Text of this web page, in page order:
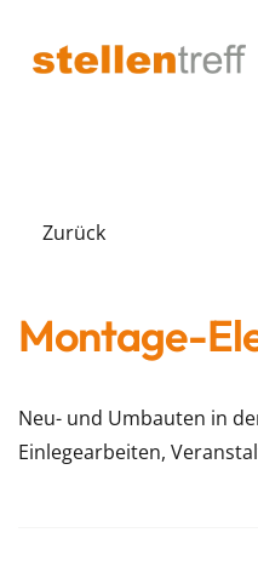
Zurück
Montage-
Neu- und Umbauten in
Einlegearbeiten,